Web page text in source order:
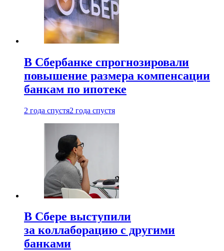
В Сбербанке спрогнозировали
повышение размера компенсации
банкам по ипотеке
2 года спустя2 года спустя
В Сбере выступили
за коллаборацию с другими
банками